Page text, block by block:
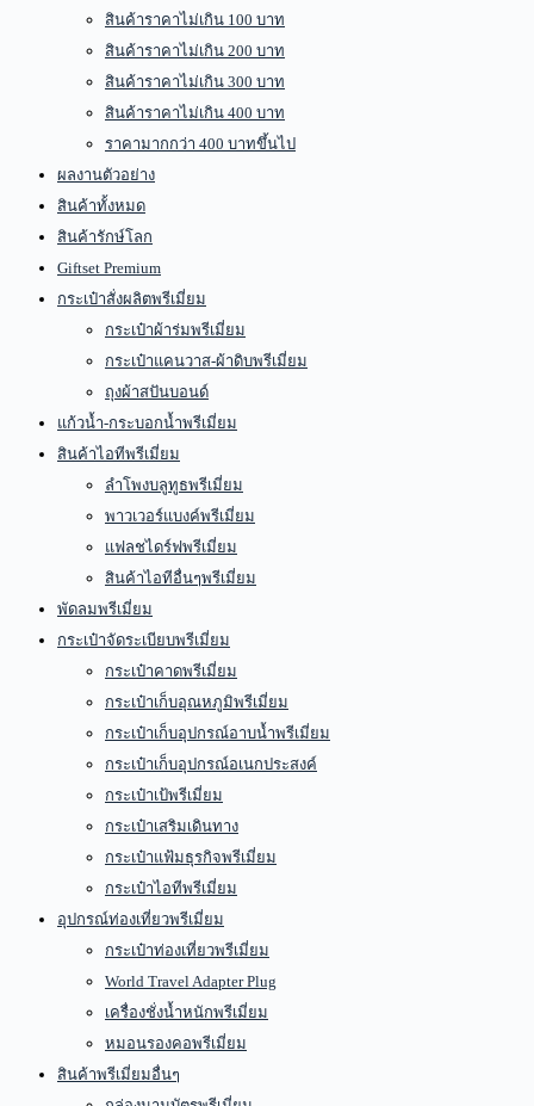
สินค้าราคาไม่เกิน 100 บาท
สินค้าราคาไม่เกิน 200 บาท
สินค้าราคาไม่เกิน 300 บาท
สินค้าราคาไม่เกิน 400 บาท
ราคามากกว่า 400 บาทขึ้นไป
ผลงานตัวอย่าง
สินค้าทั้งหมด
สินค้ารักษ์โลก
Giftset Premium
กระเป๋าสั่งผลิตพรีเมี่ยม
กระเป๋าผ้าร่มพรีเมี่ยม
กระเป๋าแคนวาส-ผ้าดิบพรีเมี่ยม
ถุงผ้าสปันบอนด์
แก้วน้ำ-กระบอกน้ำพรีเมี่ยม
สินค้าไอทีพรีเมี่ยม
ลำโพงบลูทูธพรีเมี่ยม
พาวเวอร์แบงค์พรีเมี่ยม
แฟลชไดร์ฟพรีเมี่ยม
สินค้าไอทีอื่นๆพรีเมี่ยม
พัดลมพรีเมี่ยม
กระเป๋าจัดระเบียบพรีเมี่ยม
กระเป๋าคาดพรีเมี่ยม
กระเป๋าเก็บอุณหภูมิพรีเมี่ยม
กระเป๋าเก็บอุปกรณ์อาบน้ำพรีเมี่ยม
กระเป๋าเก็บอุปกรณ์อเนกประสงค์
กระเป๋าเป้พรีเมี่ยม
กระเป๋าเสริมเดินทาง
กระเป๋าแฟ้มธุรกิจพรีเมี่ยม
กระเป๋าไอทีพรีเมี่ยม
อุปกรณ์ท่องเที่ยวพรีเมี่ยม
กระเป๋าท่องเที่ยวพรีเมี่ยม
World Travel Adapter Plug
เครื่องชั่งน้ำหนักพรีเมี่ยม
หมอนรองคอพรีเมี่ยม
สินค้าพรีเมี่ยมอื่นๆ